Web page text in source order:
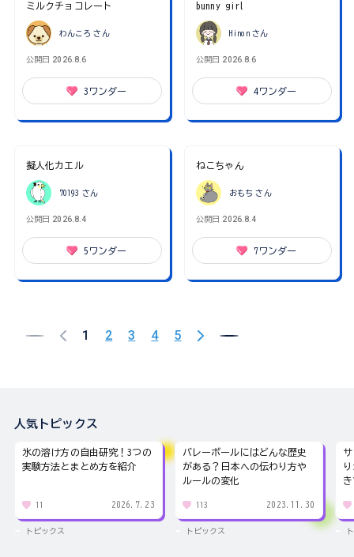
ミルクチョコレート
わんころ さん
公開日 2026.8.6
3 ワンダー
bunny girl
Hinon さん
公開日 2026.8.6
4ワンダー
擬人化カエル
70193 さん
公開日 2026.8.4
5 ワンダー
ねこちゃん
おもち さん
公開日 2026.8.4
7ワンダー
1 2 3 4 5
人気トピックス
氷の溶け方の自由研究！3つの
実験方法とまとめ方を紹介
11 2026.7.23
トピックス
バレーボールにはどんな歴史
がある？日本への伝わり方や
ルールの変化
113 2023.11.30
トピックス